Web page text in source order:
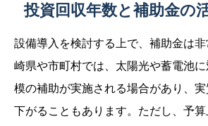
投資回収年数と補助金の
設備導入を検討する上で、補助金は
崎県や市町村では、太陽光や蓄電池
模の補助が実施される場合があり、
下がることもあります。ただし、予算